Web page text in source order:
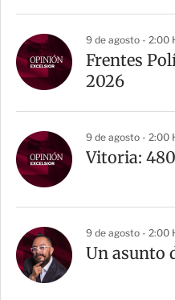
9 de agosto - 2:00
Frentes
2026
9 de agosto - 2:00
Vitoria:
9 de agosto - 2:00
Un asunto